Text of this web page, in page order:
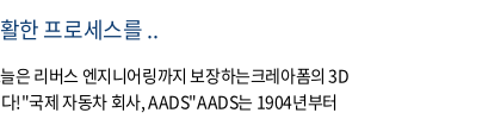
한 프로세스를 ..
은 리버스 엔지니어링까지 보장하는크레아폼의 3D
!"국제 자동차 회사, AADS"AADS는 1904년부터